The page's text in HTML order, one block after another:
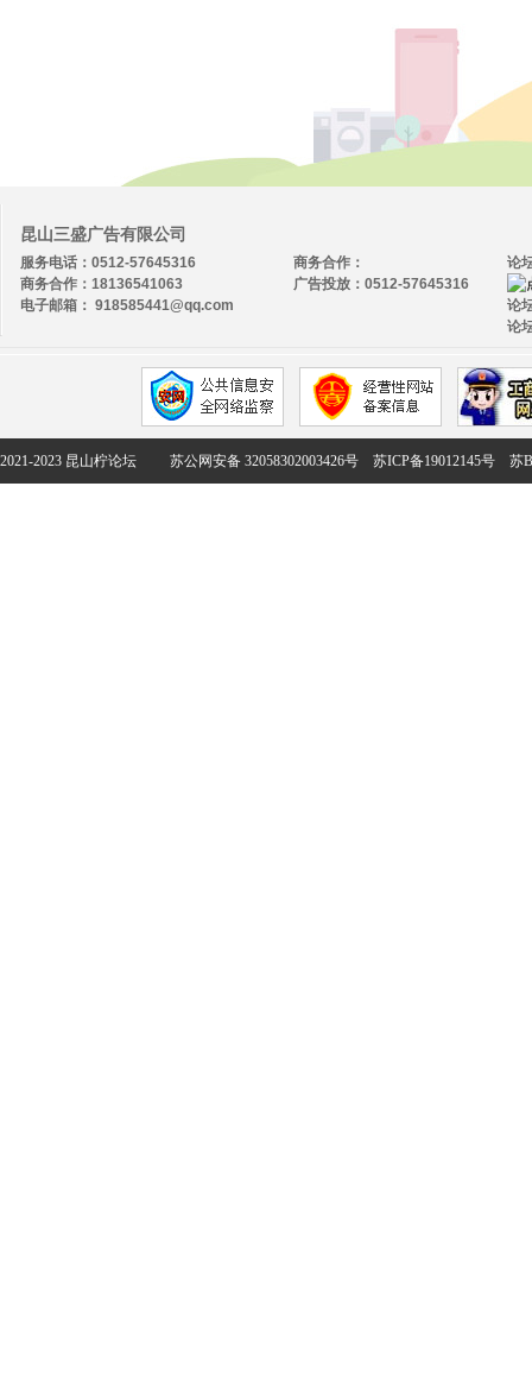
昆山三盛广告有限公司
服务电话：0512-57645316
商务合作：18136541063
电子邮箱： 918585441@qq.com
论
论
论
商务合作：
广告投放：0512-57645316
2021-2023 昆山柠论坛 苏公网安备 32058302003426号 苏ICP备19012145号 苏